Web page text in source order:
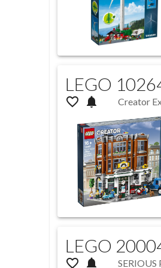
LEGO
favorite_outline notifications
Creator
LEGO
favorite_outline notifications SERIOUS